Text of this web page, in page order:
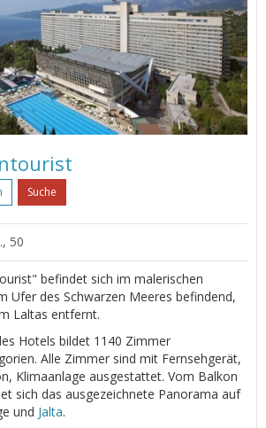
Suche
50
befindet sich im malerischen
Ufer des Schwarzen Meeres befindend,
Laltas entfernt.
Hotels bildet 1140 Zimmer
Alle Zimmer sind mit Fernsehgerät,
Klimaanlage ausgestattet. Vom Balkon
sich das ausgezeichnete Panorama auf
und Jalta.